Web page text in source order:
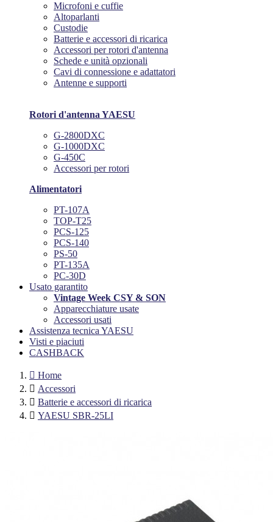
Microfoni e cuffie
Altoparlanti
Custodie
Batterie e accessori di ricarica
Accessori per rotori d'antenna
Schede e unità opzionali
Cavi di connessione e adattatori
Antenne e supporti
Rotori d'antenna YAESU
G-2800DXC
G-1000DXC
G-450C
Accessori per rotori
Alimentatori
PT-107A
TOP-T25
PCS-125
PCS-140
PS-50
PT-135A
PC-30D
Usato garantito
Vintage Week CSY & SON
Apparecchiature usate
Accessori usati
Assistenza tecnica YAESU
Visti e piaciuti
CASHBACK
 Home
 Accessori
 Batterie e accessori di ricarica
 YAESU SBR-25LI